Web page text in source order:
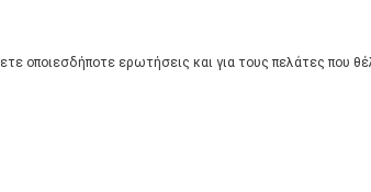
οποιεσδήποτε ερωτήσεις και για τους πελάτες που